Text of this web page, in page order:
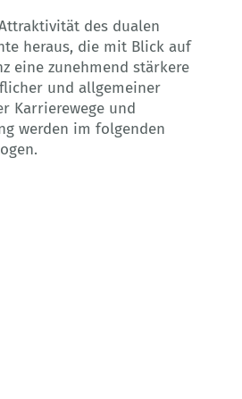
des dualen
heraus, die mit Blick auf
eine zunehmend stärkere
und allgemeiner
Karrierewege und
werden im folgenden